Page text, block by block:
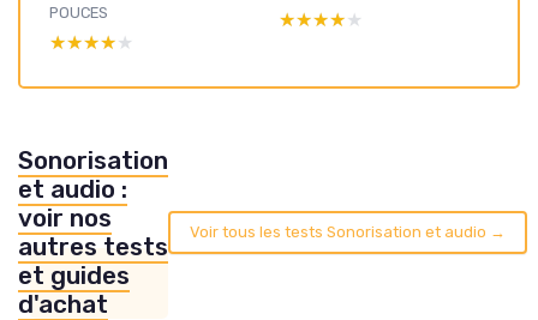
POUCES
★★★★★
★★★★★
★★★★★
★★★★★
Sonorisation
et audio :
voir nos
autres tests
et guides
d'achat
Voir tous les tests Sonorisation et audio →